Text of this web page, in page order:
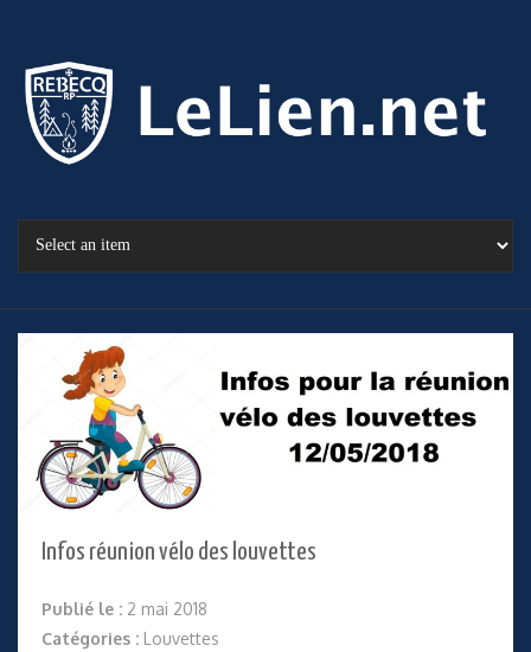
Infos réunion vélo des louvettes
Publié le : 2 mai 2018
Catégories : Louvettes